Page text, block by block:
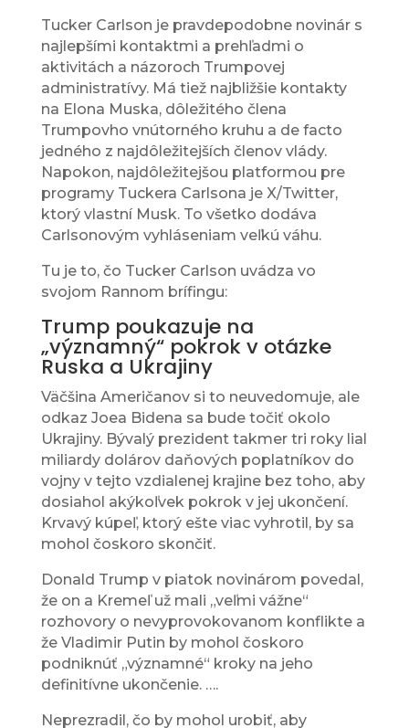
Tucker Carlson je pravdepodobne novinár s
najlepšími kontaktmi a prehľadmi o
aktivitách a názoroch Trumpovej
administratívy. Má tiež najbližšie kontakty
na Elona Muska, dôležitého člena
Trumpovho vnútorného kruhu a de facto
jedného z najdôležitejších členov vlády.
Napokon, najdôležitejšou platformou pre
programy Tuckera Carlsona je X/Twitter,
ktorý vlastní Musk. To všetko dodáva
Carlsonovým vyhláseniam veľkú váhu.
Tu je to, čo Tucker Carlson uvádza vo
svojom Rannom brífingu:
Trump poukazuje na
„významný“ pokrok v otázke
Ruska a Ukrajiny
Väčšina Američanov si to neuvedomuje, ale
odkaz Joea Bidena sa bude točiť okolo
Ukrajiny. Bývalý prezident takmer tri roky lial
miliardy dolárov daňových poplatníkov do
vojny v tejto vzdialenej krajine bez toho, aby
dosiahol akýkoľvek pokrok v jej ukončení.
Krvavý kúpeľ, ktorý ešte viac vyhrotil, by sa
mohol čoskoro skončiť.
Donald Trump v piatok novinárom povedal,
že on a Kremeľ už mali „veľmi vážne“
rozhovory o nevyprovokovanom konflikte a
že Vladimir Putin by mohol čoskoro
podniknúť „významné“ kroky na jeho
definitívne ukončenie. ….
Neprezradil, čo by mohol urobiť, aby